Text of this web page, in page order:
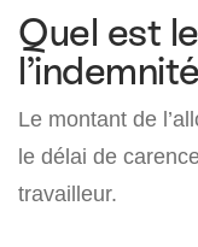
Quel est
Le montant de
le délai de
travailleur.